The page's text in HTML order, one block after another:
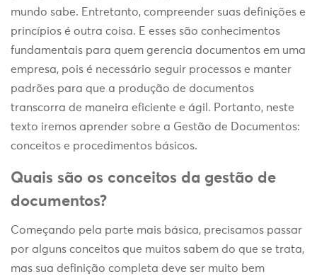
mundo sabe. Entretanto, compreender suas definições e
princípios é outra coisa. E esses são conhecimentos
fundamentais para quem gerencia documentos em uma
empresa, pois é necessário seguir processos e manter
padrões para que a produção de documentos
transcorra de maneira eficiente e ágil. Portanto, neste
texto iremos aprender sobre a Gestão de Documentos:
conceitos e procedimentos básicos.
Quais são os conceitos da gestão de
documentos?
Começando pela parte mais básica, precisamos passar
por alguns conceitos que muitos sabem do que se trata,
mas sua definição completa deve ser muito bem